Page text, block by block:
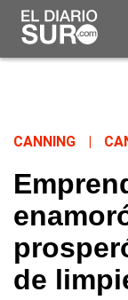
CANNING
de